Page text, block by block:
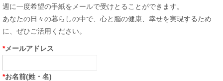
週に一度希望の手紙をメールで受けとることができます。
あなたの日々の暮らしの中で、心と脳の健康、幸せを実現するため
に、ぜひご活用ください。
*メールアドレス
*お名前(姓・名)